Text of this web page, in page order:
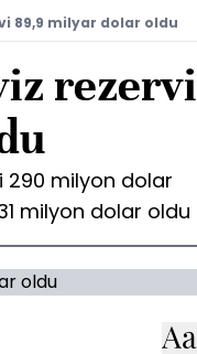
89,9 milyar dolar oldu
rezervi
290 milyon dolar
milyon dolar oldu